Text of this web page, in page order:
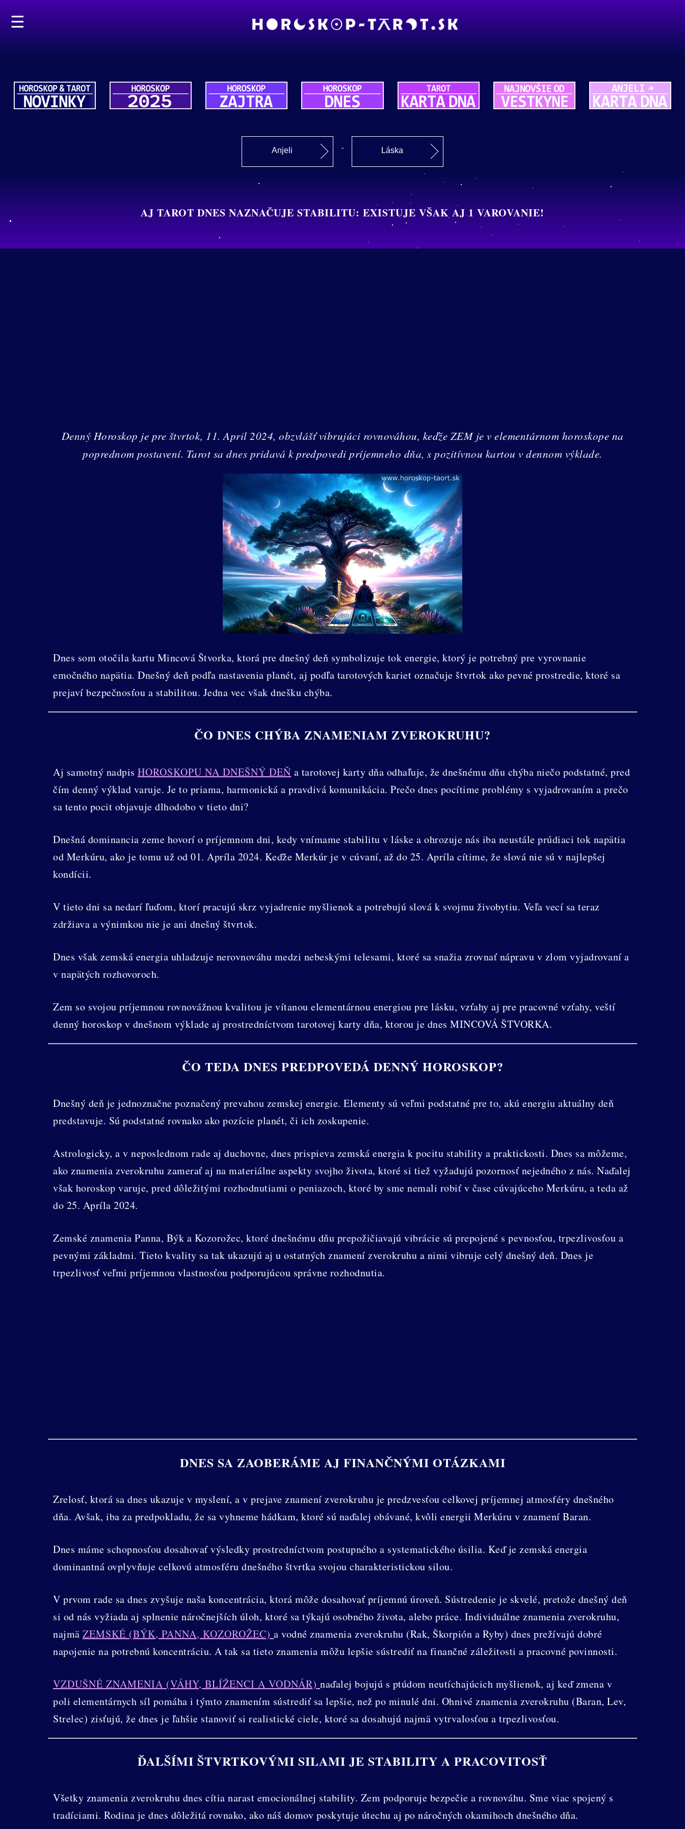
☰
Anjeli Láska
AJ TAROT DNES NAZNAČUJE STABILITU: EXISTUJE VŠAK AJ 1 VAROVANIE!
Denný Horoskop je pre štvrtok, 11. April 2024, obzvlášť vibrujúci rovnováhou, keďže ZEM je v elementárnom horoskope na
poprednom postavení. Tarot sa dnes pridavá k predpovedi príjemneho dňa, s pozitívnou kartou v dennom výklade.
Dnes som otočila kartu Mincová Štvorka, ktorá pre dnešný deň symbolizuje tok energie, ktorý je potrebný pre vyrovnanie
emočného napätia. Dnešný deň podľa nastavenia planét, aj podľa tarotových kariet označuje štvrtok ako pevné prostredie, ktoré sa
prejaví bezpečnosťou a stabilitou. Jedna vec však dnešku chýba.
ČO DNES CHÝBA ZNAMENIAM ZVEROKRUHU?
Aj samotný nadpisHOROSKOPU NA DNEŠNÝ DEŇ a tarotovej karty dňa odhaľuje, že dnešnému dňu chýba niečo podstatné, pred
čím denný výklad varuje. Je to priama, harmonická a pravdivá komunikácia. Prečo dnes pocítime problémy s vyjadrovaním a prečo
sa tento pocit objavuje dlhodobo v tieto dni?
Dnešná dominancia zeme hovorí o príjemnom dni, kedy vnímame stabilitu v láske a ohrozuje nás iba neustále prúdiaci tok napätia
od Merkúru, ako je tomu už od 01. Apríla 2024. Keďže Merkúr je v cúvaní, až do 25. Apríla cítime, že slová nie sú v najlepšej
kondícii.
V tieto dni sa nedarí ľuďom, ktorí pracujú skrz vyjadrenie myšlienok a potrebujú slová k svojmu živobytiu. Veľa vecí sa teraz
zdržiava a výnimkou nie je ani dnešný štvrtok.
Dnes však zemská energia uhladzuje nerovnováhu medzi nebeskými telesami, ktoré sa snažia zrovnať nápravu v zlom vyjadrovaní a
v napätých rozhovoroch.
Zem so svojou príjemnou rovnovážnou kvalitou je vítanou elementárnou energiou pre lásku, vzťahy aj pre pracovné vzťahy, veští
denný horoskop v dnešnom výklade aj prostredníctvom tarotovej karty dňa, ktorou je dnes MINCOVÁ ŠTVORKA.
ČO TEDA DNES PREDPOVEDÁ DENNÝ HOROSKOP?
Dnešný deň je jednoznačne poznačený prevahou zemskej energie. Elementy sú veľmi podstatné pre to, akú energiu aktuálny deň
predstavuje. Sú podstatné rovnako ako pozície planét, či ich zoskupenie.
Astrologicky, a v neposlednom rade aj duchovne, dnes prispieva zemská energia k pocitu stability a praktickosti. Dnes sa môžeme,
ako znamenia zverokruhu zamerať aj na materiálne aspekty svojho života, ktoré si tiež vyžadujú pozornosť nejedného z nás. Naďalej
však horoskop varuje, pred dôležitými rozhodnutiami o peniazoch, ktoré by sme nemali robiť v čase cúvajúceho Merkúru, a teda až
do 25. Apríla 2024.
Zemské znamenia Panna, Býk a Kozorožec, ktoré dnešnému dňu prepožičiavajú vibrácie sú prepojené s pevnosťou, trpezlivosťou a
pevnými základmi. Tieto kvality sa tak ukazujú aj u ostatných znamení zverokruhu a nimi vibruje celý dnešný deň. Dnes je
trpezlivosť veľmi príjemnou vlastnosťou podporujúcou správne rozhodnutia.
DNES SA ZAOBERÁME AJ FINANČNÝMI OTÁZKAMI
Zrelosť, ktorá sa dnes ukazuje v myslení, a v prejave znamení zverokruhu je predzvesťou celkovej príjemnej atmosféry dnešného
dňa. Avšak, iba za predpokladu, že sa vyhneme hádkam, ktoré sú naďalej obávané, kvôli energii Merkúru v znamení Baran.
Dnes máme schopnosťou dosahovať výsledky prostredníctvom postupného a systematického úsilia. Keď je zemská energia
dominantná ovplyvňuje celkovú atmosféru dnešného štvrtka svojou charakteristickou silou.
V prvom rade sa dnes zvyšuje naša koncentrácia, ktorá môže dosahovať príjemnú úroveň. Sústredenie je skvelé, pretože dnešný deň
si od nás vyžiada aj splnenie náročnejších úloh, ktoré sa týkajú osobného života, alebo práce. Individuálne znamenia zverokruhu,
najmäZEMSKÉ (BÝK, PANNA, KOZOROŽEC)a vodné znamenia zverokruhu (Rak, Škorpión a Ryby) dnes prežívajú dobré
napojenie na potrebnú koncentráciu. A tak sa tieto znamenia môžu lepšie sústrediť na finančné záležitosti a pracovné povinnosti.
VZDUŠNÉ ZNAMENIA (VÁHY, BLÍŽENCI A VODNÁR)naďalej bojujú s ptúdom neutíchajúcich myšlienok, aj keď zmena v
poli elementárnych síl pomáha i týmto znamením sústrediť sa lepšie, než po minulé dni. Ohnivé znamenia zverokruhu (Baran, Lev,
Strelec) zisťujú, že dnes je ľahšie stanoviť si realistické ciele, ktoré sa dosahujú najmä vytrvalosťou a trpezlivosťou.
ĎALŠÍMI ŠTVRTKOVÝMI SILAMI JE STABILITY A PRACOVITOSŤ
Všetky znamenia zverokruhu dnes cítia narast emocionálnej stability. Zem podporuje bezpečie a rovnováhu. Sme viac spojený s
tradíciami. Rodina je dnes dôležitá rovnako, ako náš domov poskytuje útechu aj po náročných okamihoch dnešného dňa.